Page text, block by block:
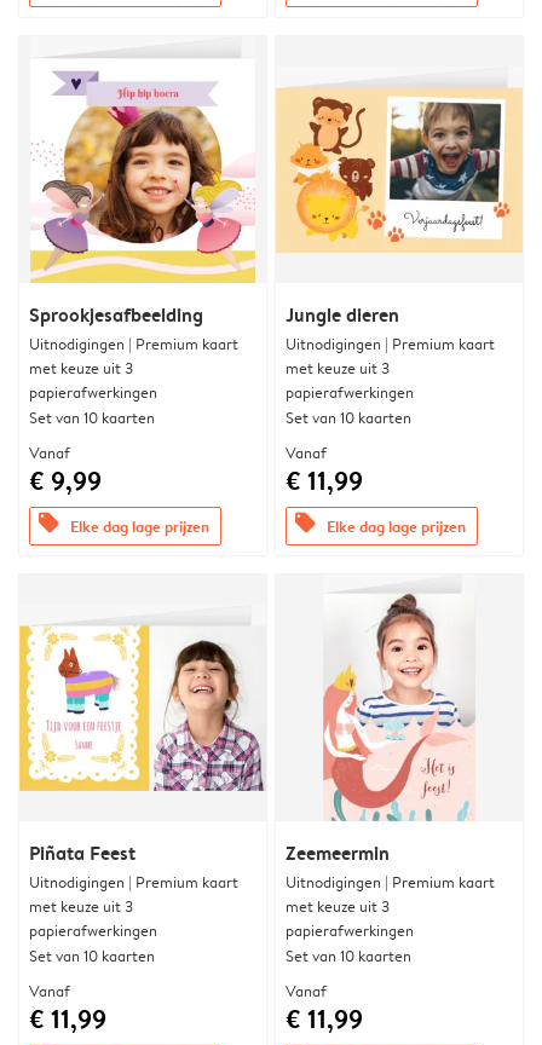
Sprookjesafbeelding
Uitnodigingen | Premium kaart
met keuze uit 3
papierafwerkingen
Set van 10 kaarten
Vanaf
€ 9,99
offers Elke dag lage prijzen
Jungle dieren
Uitnodigingen | Premium kaart
met keuze uit 3
papierafwerkingen
Set van 10 kaarten
Vanaf
€ 11,99
offers Elke dag lage prijzen
Piñata Feest
Uitnodigingen | Premium kaart
met keuze uit 3
papierafwerkingen
Set van 10 kaarten
Vanaf
€ 11,99
Zeemeermin
Uitnodigingen | Premium kaart
met keuze uit 3
papierafwerkingen
Set van 10 kaarten
Vanaf
€ 11,99